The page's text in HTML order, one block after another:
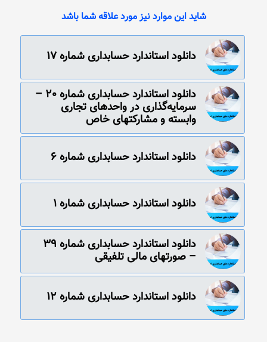
شاید این موارد نیز مورد علاقه شما باشد
دانلود استاندارد حسابداری شماره 17
دانلود استاندارد حسابداری شماره 20 –
سرمایه‌گذاری در واحدهای تجاری
وابسته و مشارکتهای خاص
دانلود استاندارد حسابداری‌ شماره‌ 6
دانلود استاندارد حسابداری‌ شماره‌ 1
دانلود استاندارد حسابداری شماره 39
– صورتهای مالی تلفیقی
دانلود استاندارد حسابداری شماره 12